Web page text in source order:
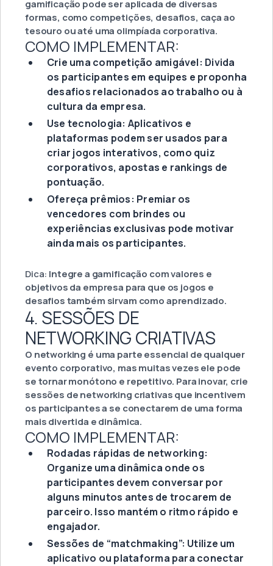
gamificação pode ser aplicada de diversas
formas, como competições, desafios, caça ao
tesouro ou até uma olimpíada corporativa.
COMO IMPLEMENTAR:
Crie uma competição amigável: Divida
os participantes em equipes e proponha
desafios relacionados ao trabalho ou à
cultura da empresa.
Use tecnologia: Aplicativos e
plataformas podem ser usados para
criar jogos interativos, como quiz
corporativos, apostas e rankings de
pontuação.
Ofereça prêmios: Premiar os
vencedores com brindes ou
experiências exclusivas pode motivar
ainda mais os participantes.
Dica: Integre a gamificação com valores e
objetivos da empresa para que os jogos e
desafios também sirvam como aprendizado.
4. SESSÕES DE
NETWORKING CRIATIVAS
O networking é uma parte essencial de qualquer
evento corporativo, mas muitas vezes ele pode
se tornar monótono e repetitivo. Para inovar, crie
sessões de networking criativas que incentivem
os participantes a se conectarem de uma forma
mais divertida e dinâmica.
COMO IMPLEMENTAR:
Rodadas rápidas de networking:
Organize uma dinâmica onde os
participantes devem conversar por
alguns minutos antes de trocarem de
parceiro. Isso mantém o ritmo rápido e
engajador.
Sessões de “matchmaking”: Utilize um
aplicativo ou plataforma para conectar